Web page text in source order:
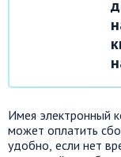
Имея электронный
может оплатить
удобно, если нет